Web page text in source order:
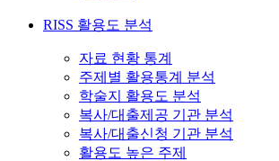
RISS 활용도 분석
자료 현황 통계
주제별 활용통계 분석
학술지 활용도 분석
복사/대출제공 기관 분석
복사/대출신청 기관 분석
활용도 높은 주제